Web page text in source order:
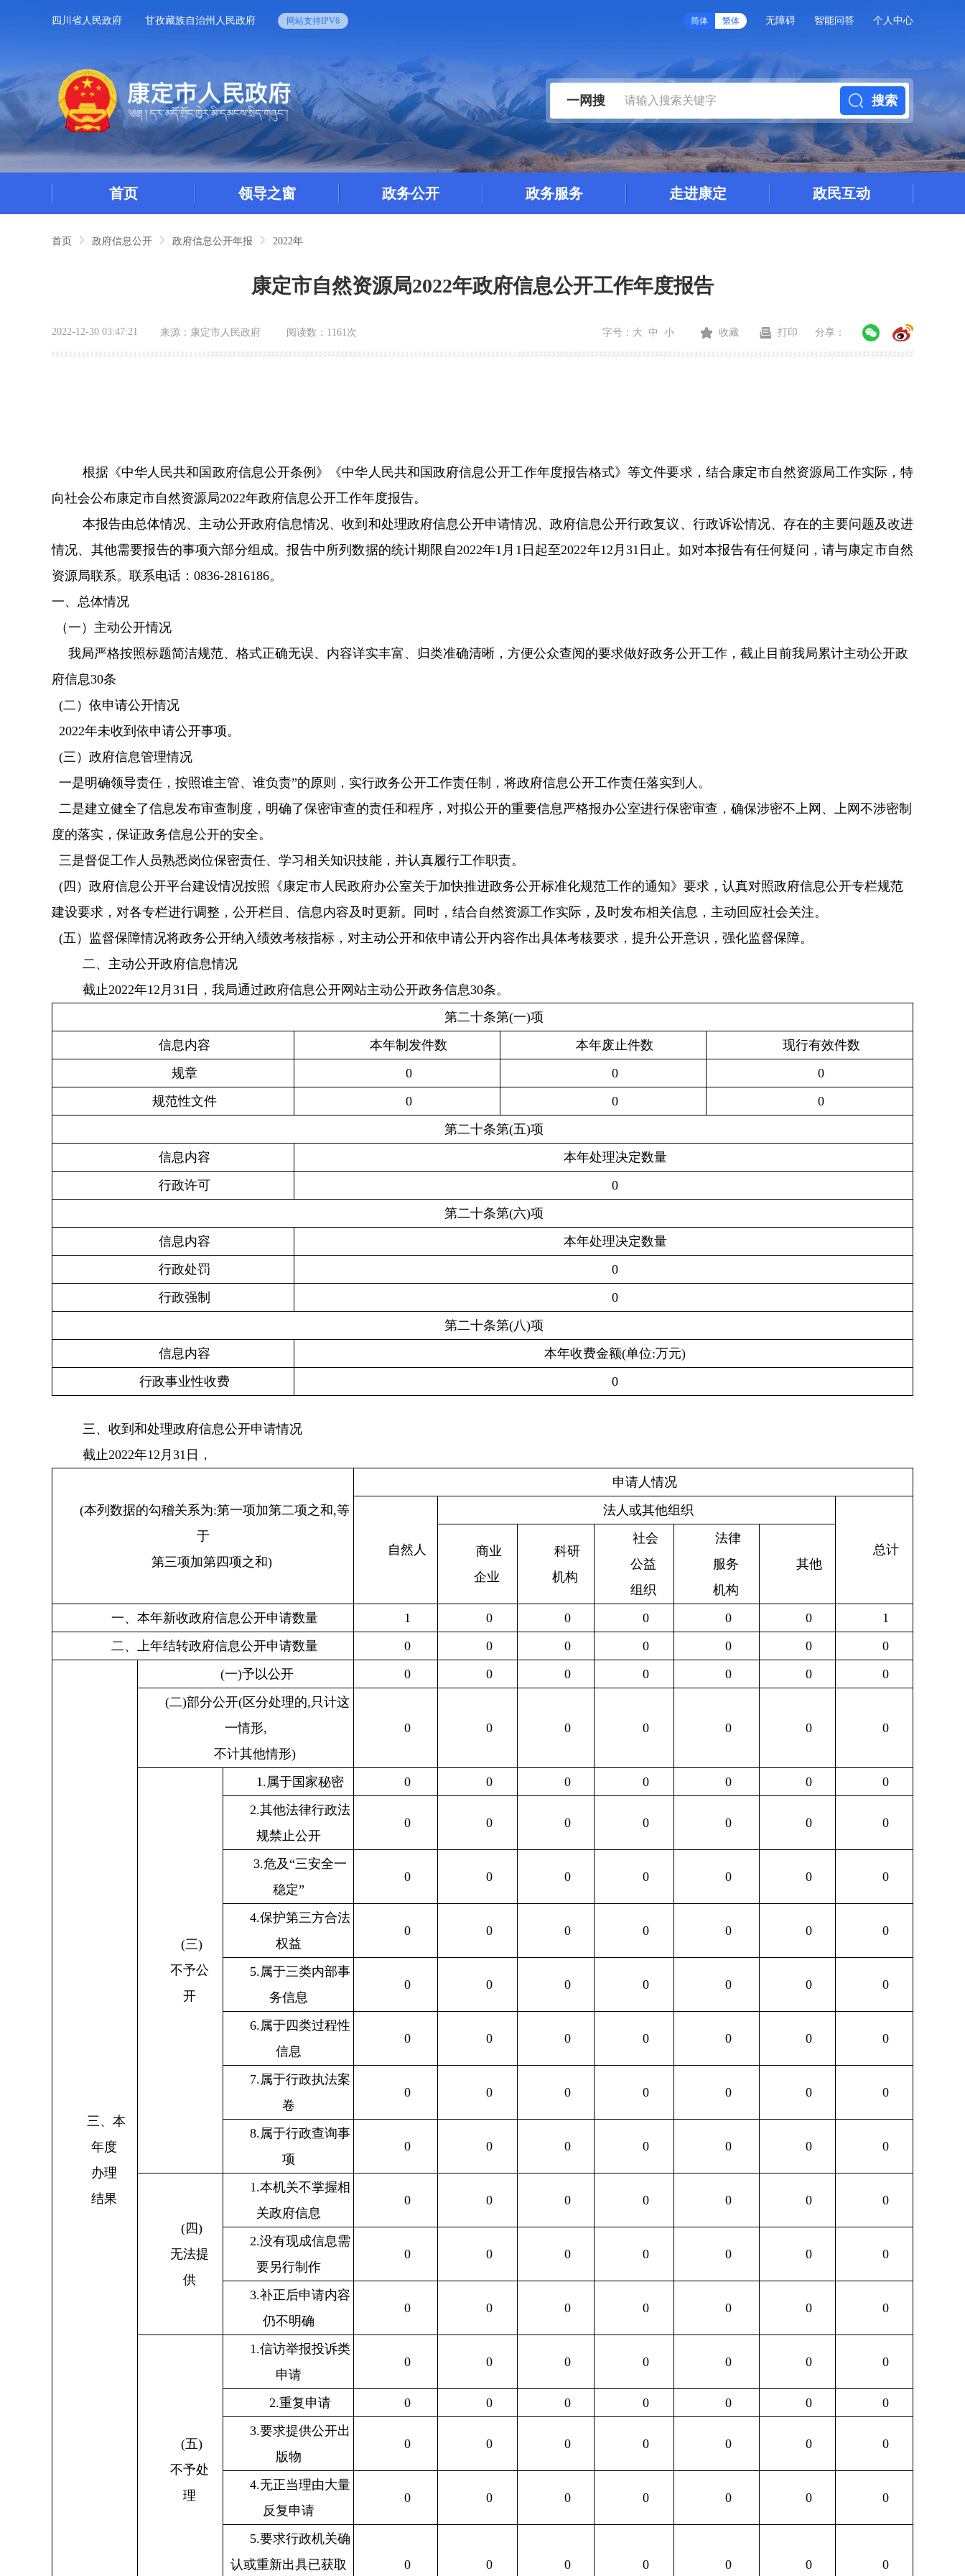
四川省人民政府 甘孜藏族自治州人民政府 网站支持IPV6 简体 繁体 无障碍 智能问答 个人中心
一网搜 搜索
首页 领导之窗 政务公开 政务服务 走进康定 政民互动
首页 政府信息公开 政府信息公开年报 2022年
康定市自然资源局2022年政府信息公开工作年度报告
2022-12-30 03:47:21 来源： 康定市人民政府 阅读数： 1161次 字号： 大 中 小 收藏 打印 分享：
根据《中华人民共和国政府信息公开条例》《中华人民共和国政府信息公开工作年度报告格式》等文件要求，结合康定市自然资源局工作实际，特
向社会公布康定市自然资源局2022年政府信息公开工作年度报告。
本报告由总体情况、主动公开政府信息情况、收到和处理政府信息公开申请情况、政府信息公开行政复议、行政诉讼情况、存在的主要问题及改进
情况、其他需要报告的事项六部分组成。报告中所列数据的统计期限自2022年1月1日起至2022年12月31日止。如对本报告有任何疑问，请与康定市自然
资源局联系。联系电话：0836-2816186。
一、总体情况
（一）主动公开情况
我局严格按照标题简洁规范、格式正确无误、内容详实丰富、归类准确清晰，方便公众查阅的要求做好政务公开工作，截止目前我局累计主动公开政
府信息30条
(二）依申请公开情况
2022年未收到依申请公开事项。
(三）政府信息管理情况
一是明确领导责任，按照谁主管、谁负责”的原则，实行政务公开工作责任制，将政府信息公开工作责任落实到人。
二是建立健全了信息发布审查制度，明确了保密审查的责任和程序，对拟公开的重要信息严格报办公室进行保密审查，确保涉密不上网、上网不涉密制
度的落实，保证政务信息公开的安全。
三是督促工作人员熟悉岗位保密责任、学习相关知识技能，并认真履行工作职责。
(四）政府信息公开平台建设情况按照《康定市人民政府办公室关于加快推进政务公开标准化规范工作的通知》要求，认真对照政府信息公开专栏规范
建设要求，对各专栏进行调整，公开栏目、信息内容及时更新。同时，结合自然资源工作实际，及时发布相关信息，主动回应社会关注。
(五）监督保障情况将政务公开纳入绩效考核指标，对主动公开和依申请公开内容作出具体考核要求，提升公开意识，强化监督保障。
二、主动公开政府信息情况
截止2022年12月31日，我局通过政府信息公开网站主动公开政务信息30条。
第二十条第(一)项
信息内容
本年制发件数 本年废止件数
现行有效件数
规章
0 0
0
规范性文件
0 0
0
第二十条第(五)项
信息内容
本年处理决定数量
行政许可
0
第二十条第(六)项
信息内容
本年处理决定数量
行政处罚
0
行政强制
0
第二十条第(八)项
信息内容
本年收费金额(单位:万元)
行政事业性收费
0
三、收到和处理政府信息公开申请情况
截止2022年12月31日，
(本列数据的勾稽关系为:第一项加第二项之和,等
于
第三项加第四项之和)
申请人情况
自然人
法人或其他组织
总计
商业
企业
科研
机构
社会
公益
组织
法律
服务
机构
其他
一、本年新收政府信息公开申请数量 1 0 0 0 0 0
1
二、上年结转政府信息公开申请数量
0 0 0 0 0 0 0
三、本
年度
办理
结果
(一)予以公开 0 0 0 0 0 0
0
(二)部分公开(区分处理的, 只计这
一情形,
不计其他情形)
0 0 0 0 0 0 0
(三)
不予公
开
1. 属于国家秘密 0 0 0 0 0 0
0
2.其他法律行政法
规禁止公开
0 0 0 0 0 0 0
3.危及“三安全一
稳定”
0 0 0 0 0 0 0
4.保护第三方合法
权益
0 0 0 0 0 0 0
5. 属于三类内部事
务信息
0 0 0 0 0 0 0
6. 属于四类过程性
信息
0 0 0 0 0 0 0
7. 属于行政执法案
卷
0 0 0 0 0 0 0
8. 属于行政查询事
项
0 0 0 0 0 0 0
(四)
无法提
供
1.本机关不掌握相
关政府信息
0 0 0 0 0 0 0
2.没有现成信息需
要另行制作
0 0 0 0 0 0 0
3.补正后申请内容
仍不明确
0 0 0 0 0 0 0
(五)
不予处
理
1.信访举报投诉类
申请
0 0 0 0 0 0 0
2.重复申请 0 0 0 0 0 0
0
3.要求提供公开出
版物
0 0 0 0 0 0 0
4.无正当理由大量
反复申请
0 0 0 0 0 0 0
5.要求行政机关确
认或重新出具已获取
0 0 0 0 0 0 0